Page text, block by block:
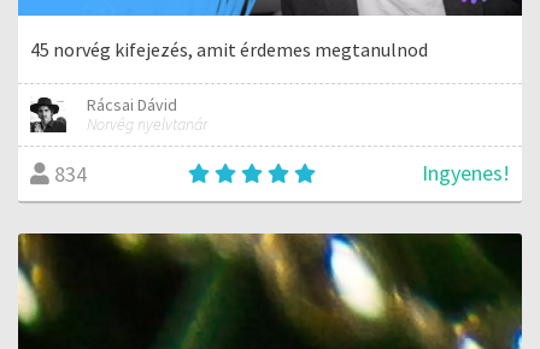
45 norvég kifejezés, amit érdemes megtanulnod
Rácsai Dávid
Norvég nyelvtanár
834 Ingyenes!